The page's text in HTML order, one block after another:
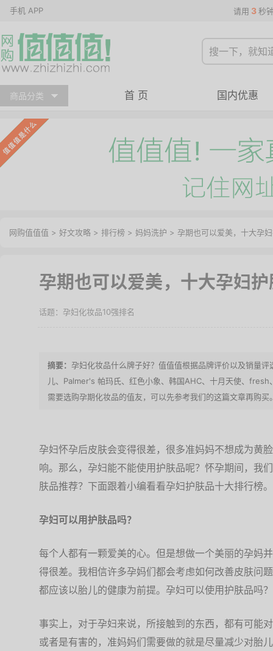
手机 APP 请用 3 秒
商品分类 首 页 国内优惠
网购值值值 > 好文攻略 > 排行榜 > 妈妈洗护 > 孕期也可以爱美，十大孕
孕期也可以爱美，十大孕妇
孕妇化妆品10强排名
孕妇化妆品什么牌子好？值值值根据品牌评价以及销量
儿、Palmer's 帕玛氏、红色小象、韩国AHC、十月天使、
需要选购孕期化妆品的值友，可以先参考我们的这篇文章再购买
孕妇怀孕后皮肤会变得很差，很多准妈妈不想成为黄
响。那么，孕妇能不能使用护肤品呢？怀孕期间，我
肤品推荐？下面跟着小编看看孕妇护肤品十大排行榜。
孕妇可以用护肤品吗？
每个人都有一颗爱美的心。但是想做一个美丽的孕妈
得很差。我相信许多孕妈们都会考虑如何改善皮肤问
都应该以胎儿的健康为前提。孕妇可以使用护肤品吗？
事实上，对于孕妇来说，所接触到的东西，都有可能
或者是有害的，准妈妈们需要做的就是尽量减少对胎